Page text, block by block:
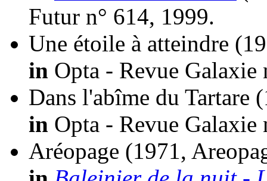
Futur n° 614, 1999.
Une étoile à atteindre
in Opta - Revue Galaxie
Dans l'abîme du Tartare
in Opta - Revue Galaxie
Aréopage (1971,